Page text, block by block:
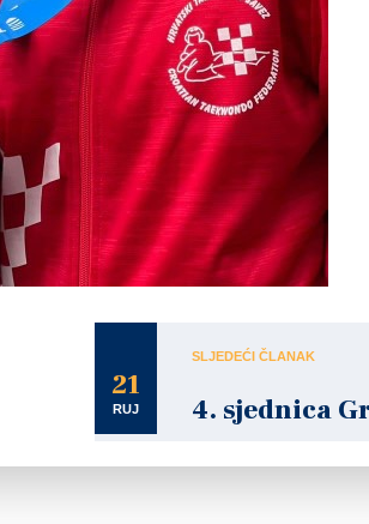
21
RUJ
SLJEDEĆI ČLANAK
4. sjednica